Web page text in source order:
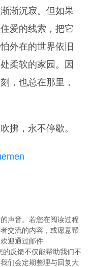
渐沉寂。但如果
爱的线索，把它
外在的世界依旧
柔软的家园。因
，也总在那里，
拂，永不停歇。
声音。若您在阅读过程
交流的内容，或愿意帮
迎通过邮件
的反馈不仅能帮助我们不
们会定期整理与回复大